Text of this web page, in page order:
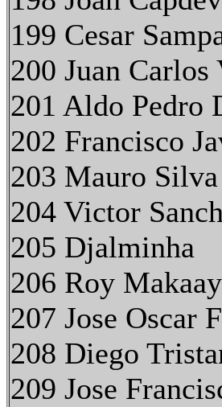
199 Cesar
200 Juan Carlos
201 Aldo Pedro
202 Francisco
203 Mauro Silva
204 Victor
205 Djalminha
206 Roy Makaay
207 Jose Oscar
208 Diego
209 Jose